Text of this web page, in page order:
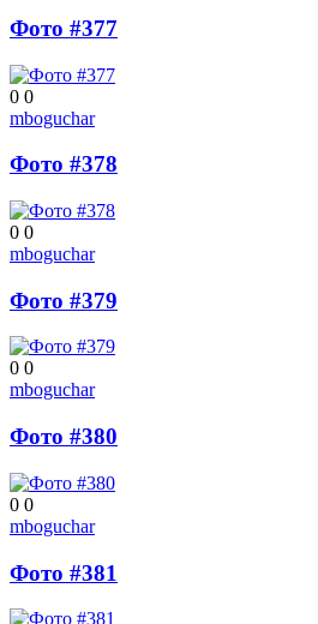
Фото #377
0 0
mboguchar
Фото #378
0 0
mboguchar
Фото #379
0 0
mboguchar
Фото #380
0 0
mboguchar
Фото #381